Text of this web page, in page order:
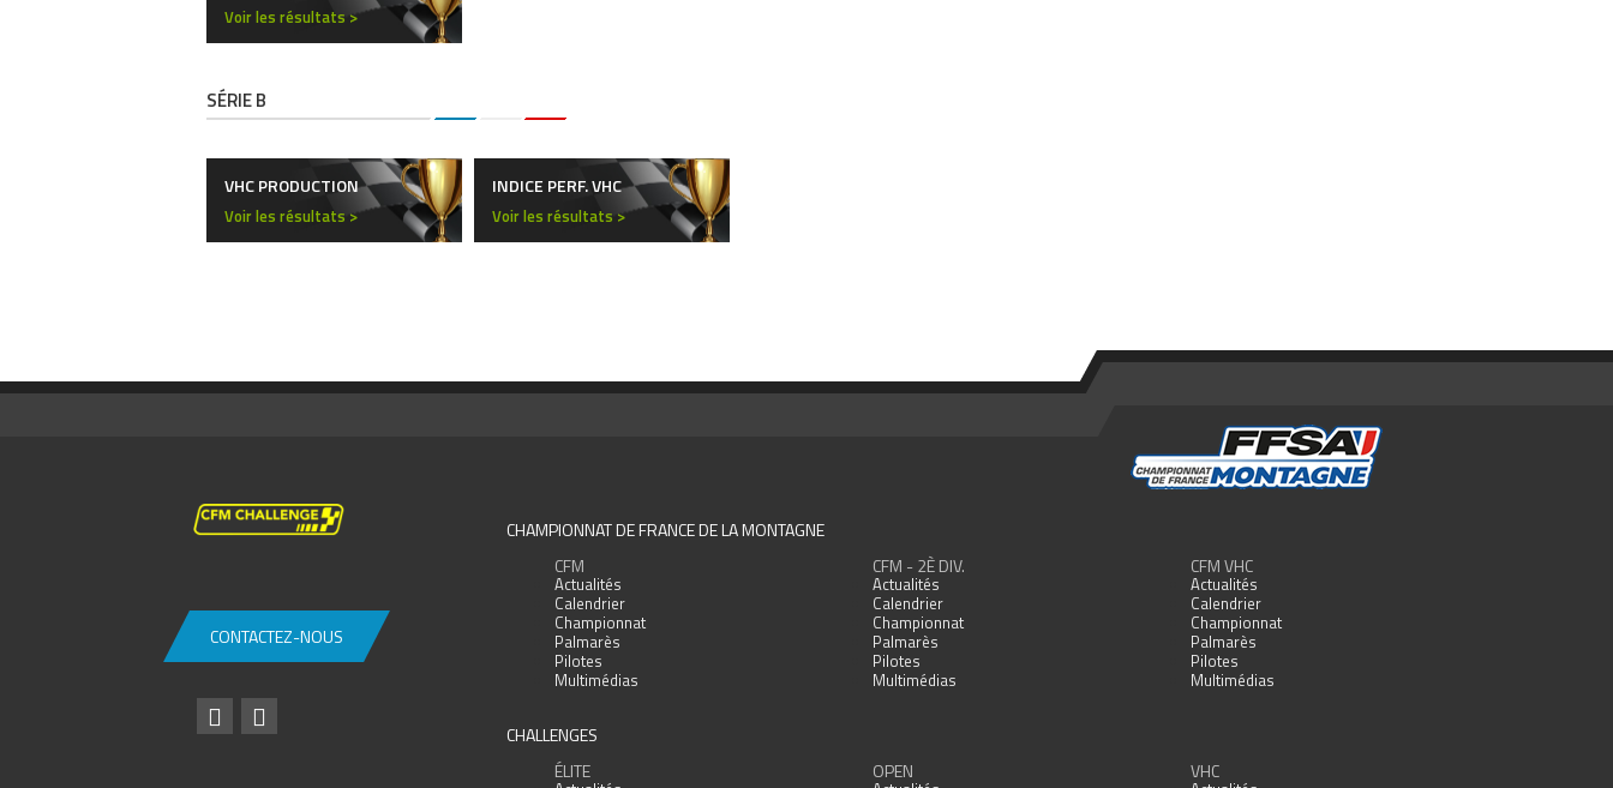
Voir les résultats >
SÉRIE B
VHC PRODUCTION
Voir les résultats >
INDICE PERF. VHC
Voir les résultats >
CONTACTEZ-NOUS
CHAMPIONNAT DE FRANCE DE LA MONTAGNE
CFM
Actualités
Calendrier
Championnat
Palmarès
Pilotes
Multimédias
CFM - 2È DIV.
Actualités
Calendrier
Championnat
Palmarès
Pilotes
Multimédias
CFM VHC
Actualités
Calendrier
Championnat
Palmarès
Pilotes
Multimédias
CHALLENGES
ÉLITE
OPEN VHC